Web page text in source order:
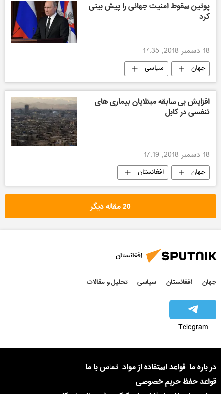
پوتین سقوط امنیت جهانی را پیش بینی
کرد
18 دسمبر 2018, 17:35
جهان سیاسی
افزایش بی سابقه مبتلایان بیماری های
تنفسی در کابل
18 دسمبر 2018, 17:19
جهان افغانستان
20 مقاله دیگر
افغانستان
جهان افغانستان سیاسی تحلیل و مقالات
Telegram
در باره ما قواعد استفاده از مواد تماس با ما
قواعد حفظ حریم خصوصی